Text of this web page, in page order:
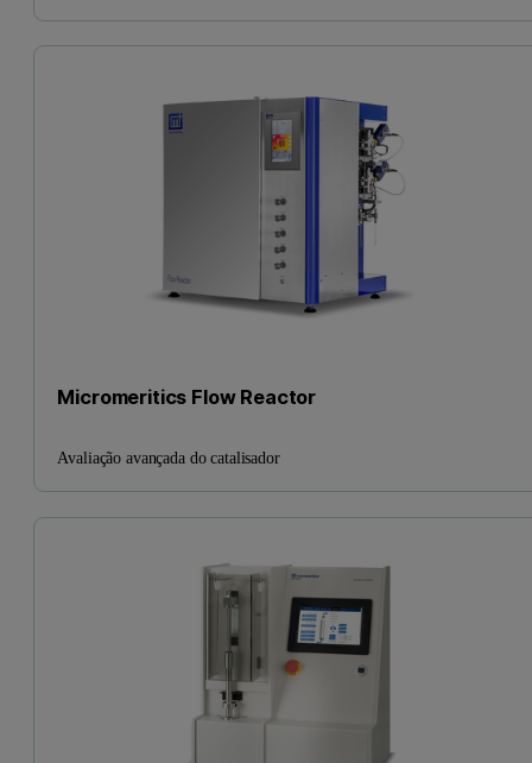
Micromeritics Flow Reactor
Avaliação avançada do catalisador